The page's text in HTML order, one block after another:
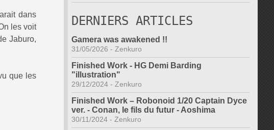
dans
les voit
Jaburo,
que les
DERNIERS ARTICLES
Gamera was awakened !!
31/05/2026 - Zenkuro
Finished Work - HG Demi Barding
"illustration"
29/12/2024 - Zenkuro
Finished Work – Robonoid 1/20 Captain Dyce
ver. - Conan, le fils du futur - Aoshima
30/11/2024 - Zenkuro